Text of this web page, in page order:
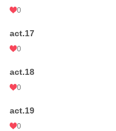
0
act.17
0
act.18
0
act.19
0